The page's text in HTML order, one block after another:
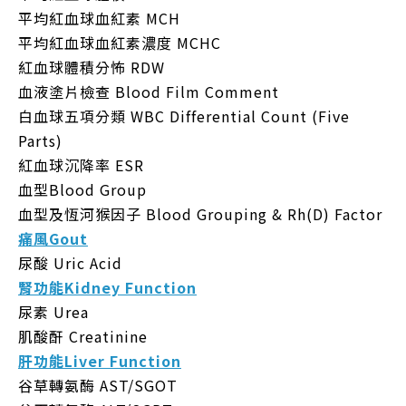
平均紅血球血紅素 MCH
平均紅血球血紅素濃度 MCHC
紅血球體積分怖 RDW
血液塗片檢查 Blood Film Comment
白血球五項分類 WBC Differential Count (Five
Parts)
紅血球沉降率 ESR
血型Blood Group
血型及恆河猴因子 Blood Grouping & Rh(D) Factor
痛風Gout
尿酸 Uric Acid
腎功能Kidney Function
尿素 Urea
肌酸酐 Creatinine
肝功能Liver Function
谷草轉氨酶 AST/SGOT